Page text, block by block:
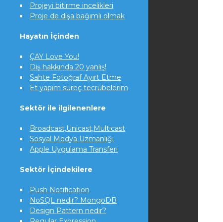
Projeyi bitirme incelikleri
Proje de dışa bağımlı olmak
Hayatın İçinden
ÇAY Love You!
Diş hakkında 20 yanlış!
Sahte Fotoğraf Ayırt Etme
Et yapım süreç tecrübelerim
Sektör ile ilgilenenlere
Broadcast,Unicast,Multicast
Sosyal Medya Uzmanlığı
Apple Uygulama Transferi
Sektör İçindekilere
Push Notification
NoSQL nedir? MongoDB
Design Pattern nedir?